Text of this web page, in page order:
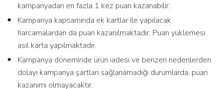
kampanyadan en fazla 1 kez puan kazanabilir.
Kampanya kapsamında ek kartlar ile yapılacak
harcamalardan da puan kazanılmaktadır. Puan yüklemesi
asıl karta yapılmaktadır.
Kampanya döneminde ürün iadesi ve benzeri nedenlerden
dolayı kampanya şartları sağlanamadığı durumlarda, puan
kazanımı olmayacaktır.